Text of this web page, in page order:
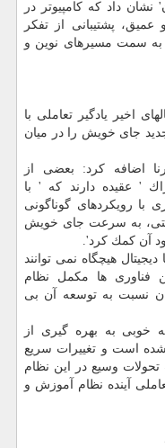
داد كه كامپیوتر در
پشتیبانی از تفكر
سمت مسیرهای نوین و
اخیر یادگیر تعاملی با
جای خویش را در میان
اضافه كرد: بعضی از
' عقیده دارند كه ' با
با رویكردهای گوناگونی
به سرعت جای خویش
آن كمك كرد'.
هیچگاه نمی توانند
فناوری ها مكمل نظام
نسبت به توسعه آن بی
خوبی به بهره گیری از
است و تغییرات سریع
تحولات وسیع در این نظام
آینده نظام آموزش و